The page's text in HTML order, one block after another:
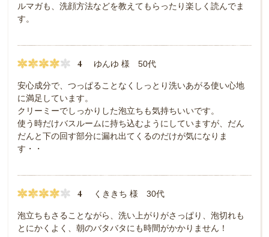
ルマガも、洗顔方法などを教えてもらったり楽しく読んでま
す。
4 ゆんゆ 様 50代
安心成分で、つっぱることなくしっとり洗いあがる使い心地
に満足しています。
クリーミーでしっかりした泡立ちも気持ちいいです。
使う時だけバスルームに持ち込むようにしていますが、だん
だんと下の回す部分に漏れ出てくるのだけが気になりま
す・・
4 くききち 様 30代
泡立ちもさることながら、洗い上がりがさっぱり、泡切れも
とにかくよく、朝のバタバタにも時間がかかりません！